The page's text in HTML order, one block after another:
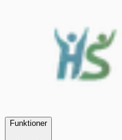
Funktioner